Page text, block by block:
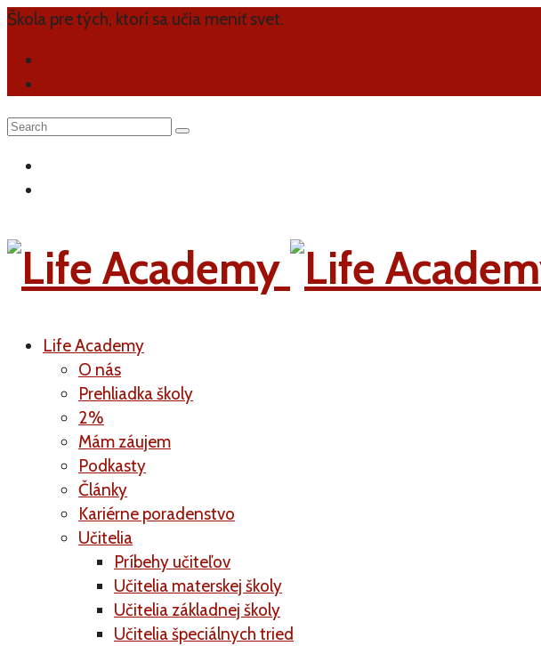
Škola pre tých, ktorí sa učia meniť svet.
Life Academy
O nás
Prehliadka školy
2%
Mám záujem
Podkasty
Články
Kariérne poradenstvo
Učitelia
Príbehy učiteľov
Učitelia materskej školy
Učitelia základnej školy
Učitelia špeciálnych tried